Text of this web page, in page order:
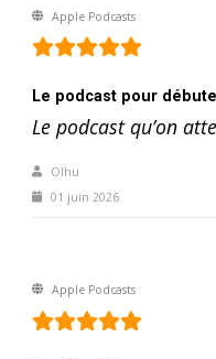
Apple Podcasts
Le podcast pour
Le podcast qu’on
Olhu
01 juin 2026
Apple Podcasts